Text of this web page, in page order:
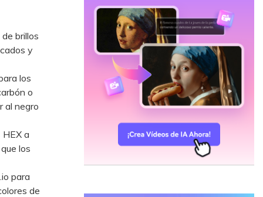
brillos
y
los
o
al negro
a
los
para
de